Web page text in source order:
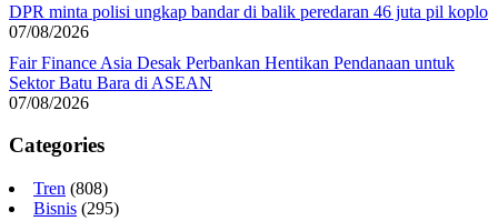
DPR minta polisi ungkap bandar di balik peredaran 46 juta pil koplo
07/08/2026
Fair Finance Asia Desak Perbankan Hentikan Pendanaan untuk
Sektor Batu Bara di ASEAN
07/08/2026
Categories
Tren (808)
Bisnis (295)